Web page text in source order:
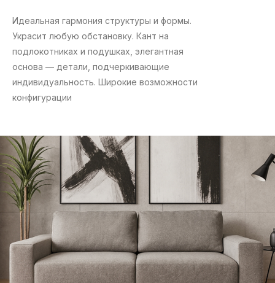
Идеальная гармония структуры и формы.
Украсит любую обстановку. Кант на
подлокотниках и подушках, элегантная
основа — детали, подчеркивающие
индивидуальность. Широкие возможности
конфигурации
БЕСПЛАТНАЯ